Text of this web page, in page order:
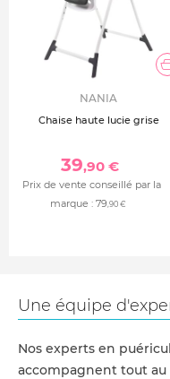
NANIA
Chaise haute lucie grise
39,90 €
Prix de vente conseillé par la
marque : 79,90 €
Une équipe
Nos experts en
accompagnent tout